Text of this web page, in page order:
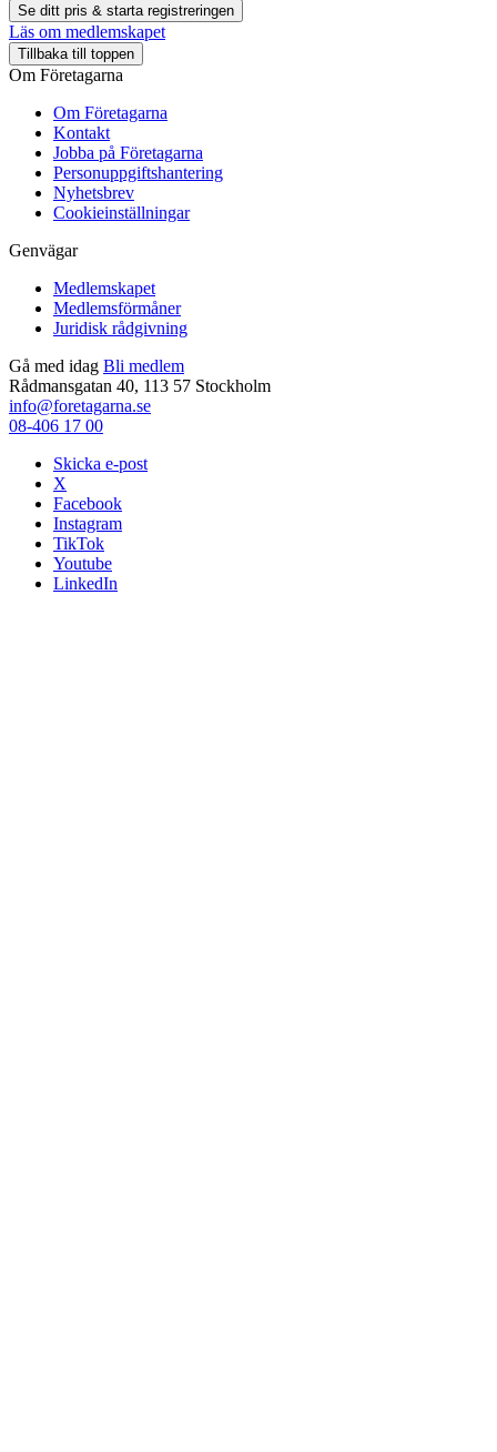
Se ditt pris & starta registreringen
Läs om medlemskapet
Tillbaka till toppen
Om Företagarna
Om Företagarna
Kontakt
Jobba på Företagarna
Personuppgiftshantering
Nyhetsbrev
Cookieinställningar
Genvägar
Medlemskapet
Medlemsförmåner
Juridisk rådgivning
Gå med idag Bli medlem
Rådmansgatan 40, 113 57 Stockholm
info@foretagarna.se
08-406 17 00
Skicka e-post
X
Facebook
Instagram
TikTok
Youtube
LinkedIn